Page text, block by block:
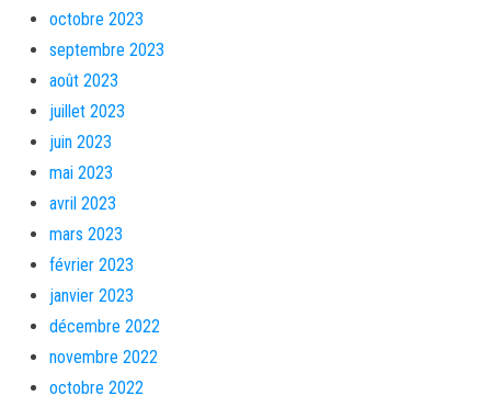
octobre 2023
septembre 2023
août 2023
juillet 2023
juin 2023
mai 2023
avril 2023
mars 2023
février 2023
janvier 2023
décembre 2022
novembre 2022
octobre 2022